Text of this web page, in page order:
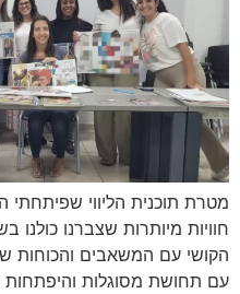
מטרת תוכנית הליווי
חוויות מיותרות שצברנו כולנו
הקושי עם המשאבים והכוחות
עם תחושת מסוגלות